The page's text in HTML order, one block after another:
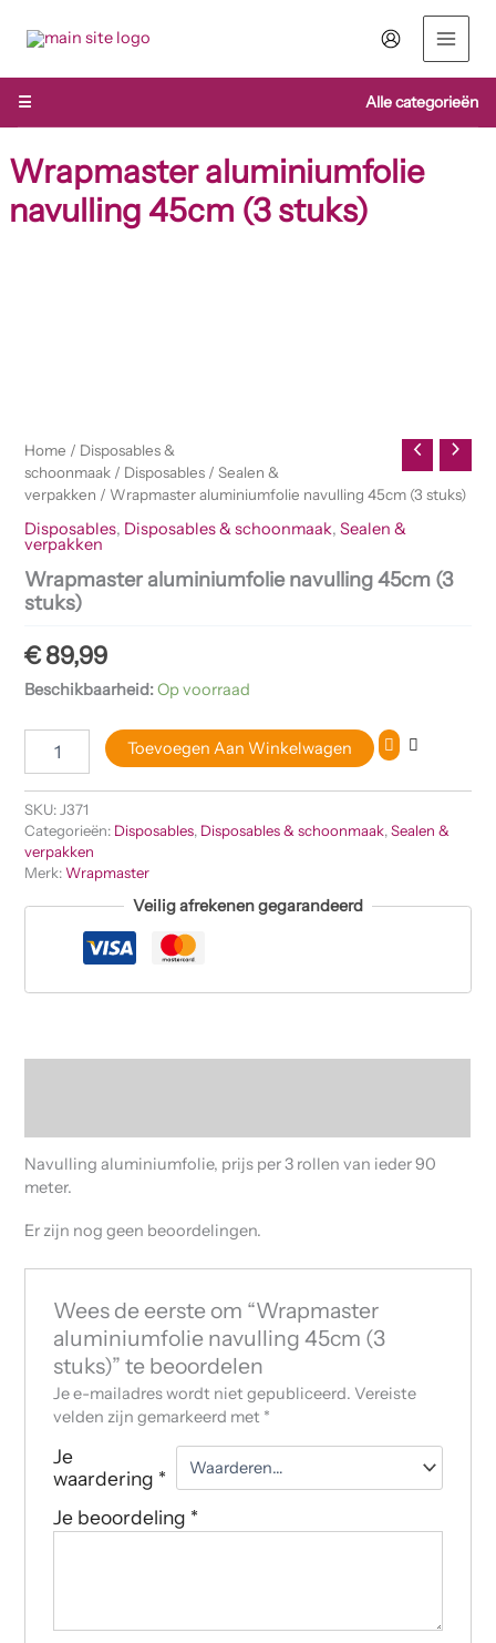
naar
inhoud
☰
Alle categorieën
Wrapmaster aluminiumfolie
navulling 45cm (3 stuks)
Home / Disposables &
schoonmaak / Disposables /Sealen &
verpakken / Wrapmaster aluminiumfolie navulling 45cm (3 stuks)
Disposables, Disposables & schoonmaak,Sealen &
verpakken
Wrapmaster aluminiumfolie navulling 45cm (3
stuks)
€89,99
Beschikbaarheid:Op voorraad
Toevoegen Aan Winkelwagen
SKU: J371
Categorieën: Disposables, Disposables & schoonmaak,Sealen &
verpakken
Merk:Wrapmaster
Veilig afrekenen gegarandeerd
Navulling aluminiumfolie, prijs per 3 rollen van ieder 90
meter.
Er zijn nog geen beoordelingen.
Wees de eerste om “Wrapmaster
aluminiumfolie navulling 45cm (3
stuks)” te beoordelen
Je e-mailadres wordt niet gepubliceerd. Vereiste
velden zijn gemarkeerd met *
Je
waardering *
Je beoordeling *